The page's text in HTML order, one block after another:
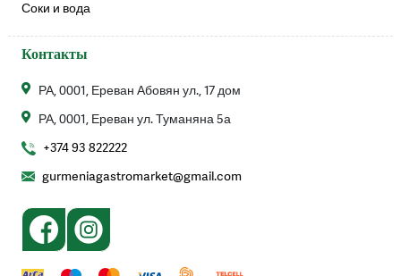
Соки и вода
Контакты
РА, 0001, Ереван Абовян ул., 17 дом
РА, 0001, Ереван ул. Туманяна 5а
+374 93 822222
gurmeniagastromarket@gmail.com